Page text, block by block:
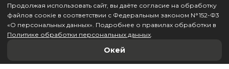
Продолжая использовать сайт, вы даёте согласие на обработку
файлов соокіе в соответствии с Федеральным законом N°152-Ф3
«O персональных данных». Подробнее о правилах обработки в
Политике обработки персональных данных.
Окей